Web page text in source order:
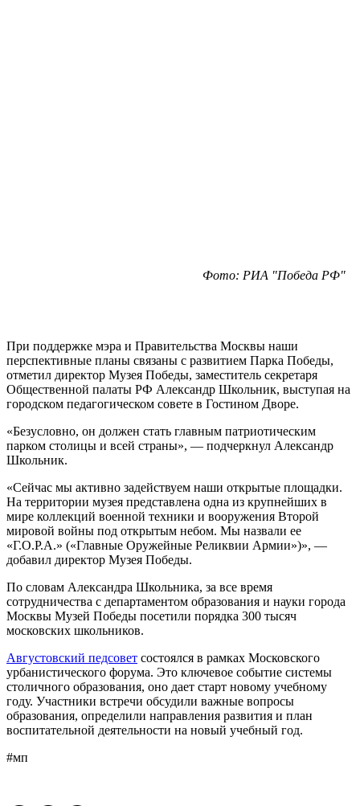
Фото: РИА "Победа РФ"
При поддержке мэра и Правительства Москвы наши
перспективные планы связаны с развитием Парка Победы,
отметил директор Музея Победы, заместитель секретаря
Общественной палаты РФ Александр Школьник, выступая на
городском педагогическом совете в Гостином Дворе.
«Безусловно, он должен стать главным патриотическим
парком столицы и всей страны», — подчеркнул Александр
Школьник.
«Сейчас мы активно задействуем наши открытые площадки.
На территории музея представлена одна из крупнейших в
мире коллекций военной техники и вооружения Второй
мировой войны под открытым небом. Мы назвали ее
«Г.О.Р.А.» («Главные Оружейные Реликвии Армии»)», —
добавил директор Музея Победы.
По словам Александра Школьника, за все время
сотрудничества с департаментом образования и науки города
Москвы Музей Победы посетили порядка 300 тысяч
московских школьников.
Августовский педсовет состоялся в рамках Московского
урбанистического форума. Это ключевое событие системы
столичного образования, оно дает старт новому учебному
году. Участники встречи обсудили важные вопросы
образования, определили направления развития и план
воспитательной деятельности на новый учебный год.
#мп